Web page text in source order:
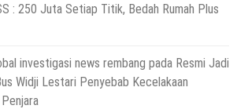
: 250 Juta Setiap Titik, Bedah Rumah Plus
investigasi news rembang pada Resmi Jadi
Widji Lestari Penyebab Kecelakaan